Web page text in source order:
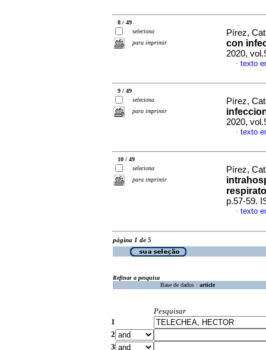
8 / 49
seleciona
para imprimir
Pírez,
con
2020,
· texto
9 / 49
seleciona
para imprimir
Pírez,
2020,
· texto
10 / 49
seleciona
para imprimir
Pírez,
p.57-59.
· texto
página 1 de 5
Refinar a pesquisa
Base de dados : article
Pesquisar
1
2
3